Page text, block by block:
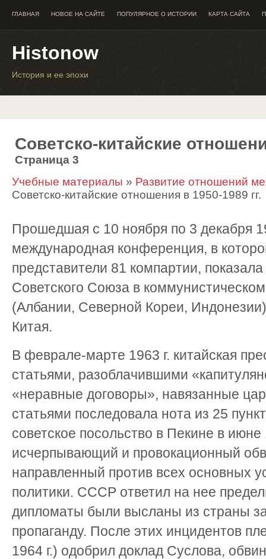
ГЛАВНАЯ НОВОЕ НА САЙТЕ ПОПУЛЯРНОЕ О ИСТОРИИ КАРТА САЙТА
Histonow
История и ее эпохи
Советско-китайские
Страница 3
Учебные материалы » Развитие отношений
Советско-китайские отношения в 1950-1989 гг.
Прошедшая с 10 ноября по 3 декабря
международная конференция, в
представители 81 компартии,
Советского Союза в
(Албании, Северной Кореи,
Китая.
В феврале-марте 1963 г. китайская
статьями, разоблачившими
«неравные договоры», навязанные
статьями последовала нота из 25
советское посольство в Пекине в июне
исчерпывающий и провокационный
направленный против всех основных
политики. СССР ответил на нее
дипломаты были высланы из страны
пропаганду. После этих инцидентов
1964 г.) одобрил доклад Суслова,